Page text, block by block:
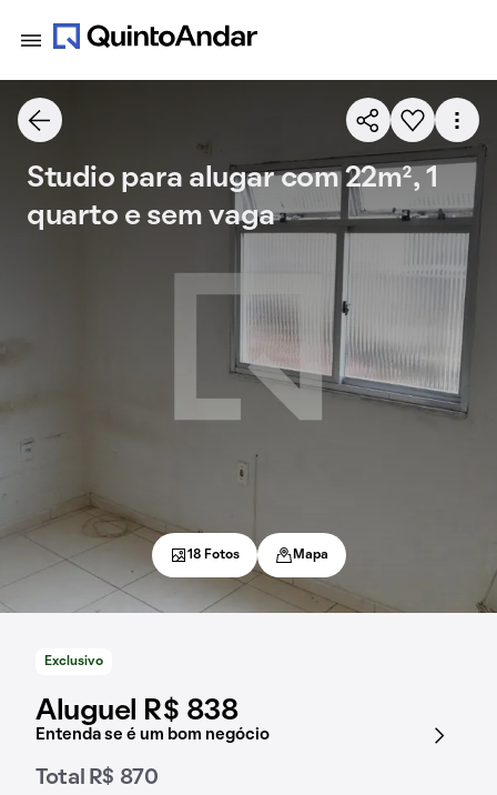
Exclusivo
Aluguel R$ 838
Entenda se é um bom negócio
Total R$ 870
Studio para alugar com 22m², 1
quarto e sem vaga
18 Fotos Mapa